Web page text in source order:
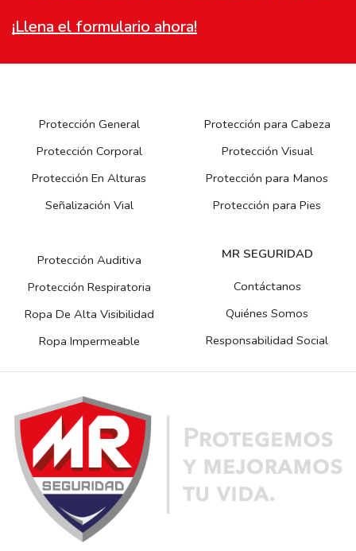
¡Llena el formulario ahora!
Protección General
Protección Corporal
Protección En Alturas
Señalización Vial
Protección para Cabeza
Protección Visual
Protección para Manos
Protección para Pies
Protección Auditiva
Protección Respiratoria
Ropa De Alta Visibilidad
Ropa Impermeable
MR SEGURIDAD
Contáctanos
Quiénes Somos
Responsabilidad Social